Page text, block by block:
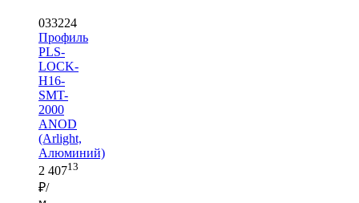
033224
Профиль
PLS-
LOCK-
H16-
SMT-
2000
ANOD
(Arlight,
Алюминий)
2 40713
₽/